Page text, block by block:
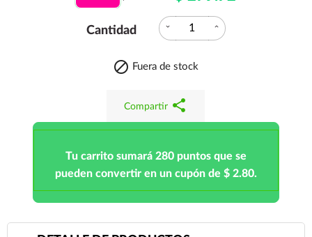
Cantidad expand_more expand_less
 Fuera de stock
Compartir share
Tu carrito sumará 280 puntos que se
pueden convertir en un cupón de $ 2.80.